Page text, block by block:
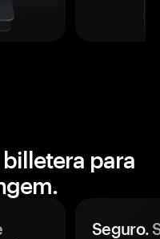
para
Seguro.